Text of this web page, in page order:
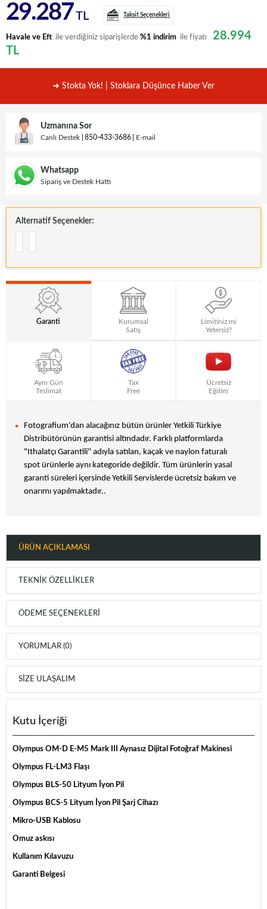
29.287 TL Taksit Seçenekleri
Havale ve Eft ile verdiğiniz siparişlerde %1 indirim ile fiyatı
28.994
TL
➜ Stokta Yok! | Stoklara Düşünce Haber Ver
Uzmanına Sor
Canlı Destek 850-433-3686 E-mail
Whatsapp
Sipariş ve Destek Hattı
Alternatif Seçenekler:
Garanti
Kurumsal
Satış
Limitiniz mi
Yetersiz?
Aynı Gün
Teslimat
Tax
Free
Ücretsiz
Eğitim
Fotografium'dan alacağınız bütün ürünler Yetkili Türkiye
Distribütörünün garantisi altındadır. Farklı platformlarda
"Ithalatçı Garantili" adıyla satılan, kaçak ve naylon faturalı
spot ürünlerle aynı kategoride değildir. Tüm ürünlerin yasal
garanti süreleri içersinde Yetkili Servislerde ücretsiz bakım ve
onarımı yapılmaktadır..
ÜRÜN AÇIKLAMASI
TEKNIK ÖZELLIKLER
ÖDEME SEÇENEKLERI
YORUMLAR (0)
SIZE ULAŞALIM
Kutu İçeriği
Olympus OM-D E-M5 Mark III Aynasız Dijital Fotoğraf Makinesi
Olympus FL-LM3 Flaşı
Olympus BLS-50 Lityum İyon Pil
Olympus BCS-5 Lityum İyon Pil Şarj Cihazı
Mikro-USB Kablosu
Omuz askısı
Kullanım Kılavuzu
Garanti Belgesi